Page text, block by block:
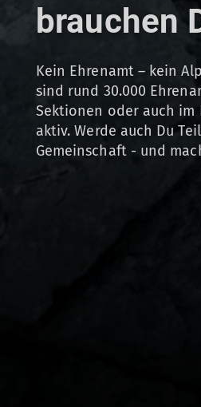
brauchen
Kein Ehrenamt – kein
sind rund 30.000
Sektionen oder auch im
aktiv. Werde auch Du
Gemeinschaft - und